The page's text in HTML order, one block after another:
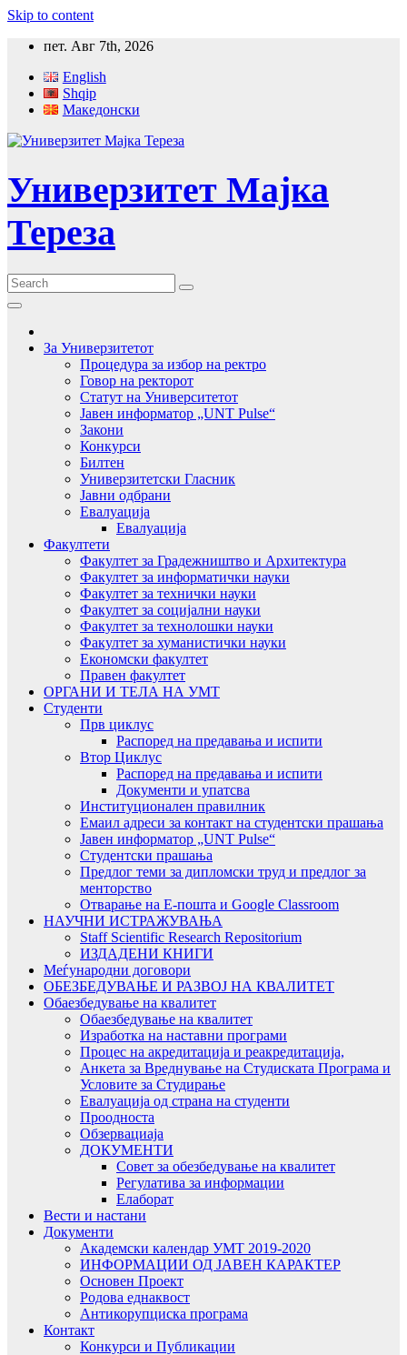
Skip to content
пет. Авг 7th, 2026
English
Shqip
Македонски
Универзитет Мајка
Тереза
За Универзитетот
Процедура за избор на ректро
Говор на ректорот
Статут на Университетот
Јавен информатор „UNT Pulse“
Закони
Конкурси
Билтен
Универзитетски Гласник
Јавни одбрани
Евалуација
Евалуација
Факултети
Факултет за Градежништво и Архитектура
Факултет за информатички науки
Факултет за технички науки
Факултет за социјални науки
Факултет за технолошки науки
Факултет за хуманистички науки
Економски факултет
Правен факултет
ОРГАНИ И ТЕЛА НА УМТ
Студенти
Прв циклус
Распоред на предавањa и испити
Втор Циклус
Распоред на предавањa и испити
Документи и упатсва
Институционален правилник
Емаил адреси за контакт на студентски прашања
Јавен информатор „UNT Pulse“
Студентски прашања
Предлог теми за дипломски труд и предлог за
менторство
Отварање на Е-пошта и Google Classroom
НАУЧНИ ИСТРАЖУВАЊА
Staff Scientific Research Repositorium
ИЗДАДЕНИ КНИГИ
Меѓународни договори
ОБЕЗБЕДУВАЊЕ И РАЗВОЈ НА КВАЛИТЕТ
Обаезбедување на квалитет
Обаезбедување на квалитет
Изработка на наставни програми
Процес на акредитација и реакредитација,
Анкета за Вреднување на Студиската Програма и
Условите за Студирање
Евалуација од страна на студенти
Проодноста
Обзервациаја
ДОКУМЕНТИ
Совет за обезбедување на квалитет
Регулатива за информации
Елаборат
Вести и настани
Документи
Академски календар УМТ 2019-2020
ИНФОРМАЦИИ ОД ЈАВЕН КАРАКТЕР
Основен Проект
Родова еднаквост
Антикорупциска програма
Контакт
Конкурси и Публикации